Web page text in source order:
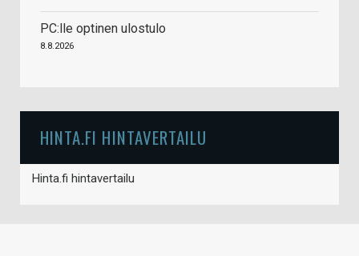
PC:lle optinen ulostulo
8.8.2026
HINTA.FI HINTAVERTAILU
Hinta.fi hintavertailu